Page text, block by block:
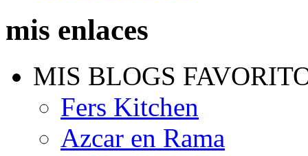
mis enlaces
MIS BLOGS
Fers Kitchen
Azcar en Rama